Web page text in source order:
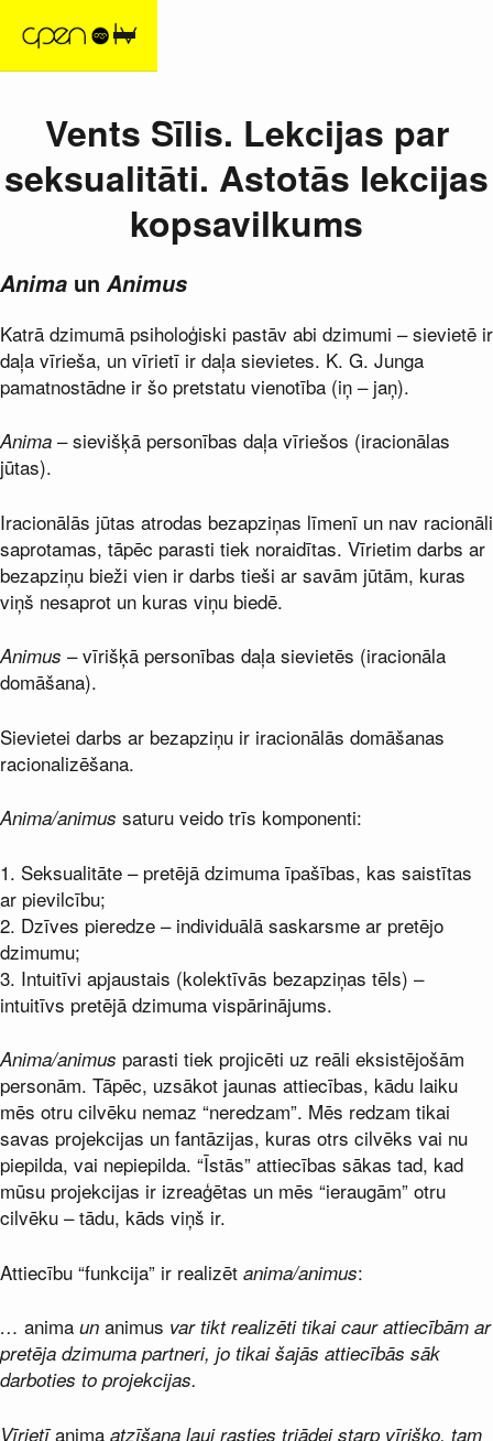
Vents Sīlis. Lekcijas par
seksualitāti. Astotās lekcijas
kopsavilkums
Anima un Animus
Katrā dzimumā psiholoģiski pastāv abi dzimumi – sievietē ir
daļa vīrieša, un vīrietī ir daļa sievietes. K. G. Junga
pamatnostādne ir šo pretstatu vienotība (iņ – jaņ).
Anima – sievišķā personības daļa vīriešos (iracionālas
jūtas).
Iracionālās jūtas atrodas bezapziņas līmenī un nav racionāli
saprotamas, tāpēc parasti tiek noraidītas. Vīrietim darbs ar
bezapziņu bieži vien ir darbs tieši ar savām jūtām, kuras
viņš nesaprot un kuras viņu biedē.
Animus – vīrišķā personības daļa sievietēs (iracionāla
domāšana).
Sievietei darbs ar bezapziņu ir iracionālās domāšanas
racionalizēšana.
Anima/animus saturu veido trīs komponenti:
1. Seksualitāte – pretējā dzimuma īpašības, kas saistītas
ar pievilcību;
2. Dzīves pieredze – individuālā saskarsme ar pretējo
dzimumu;
3. Intuitīvi apjaustais (kolektīvās bezapziņas tēls) –
intuitīvs pretējā dzimuma vispārinājums.
Anima/animus parasti tiek projicēti uz reāli eksistējošām
personām. Tāpēc, uzsākot jaunas attiecības, kādu laiku
mēs otru cilvēku nemaz “neredzam”. Mēs redzam tikai
savas projekcijas un fantāzijas, kuras otrs cilvēks vai nu
piepilda, vai nepiepilda. “Īstās” attiecības sākas tad, kad
mūsu projekcijas ir izreaģētas un mēs “ieraugām” otru
cilvēku – tādu, kāds viņš ir.
Attiecību “funkcija” ir realizēt anima/animus:
… anima un animus var tikt realizēti tikai caur attiecībām ar
pretēja dzimuma partneri, jo tikai šajās attiecībās sāk
darboties to projekcijas.
Vīrietīanima atzīšana ļauj rasties triādei starp vīrišķo, tam